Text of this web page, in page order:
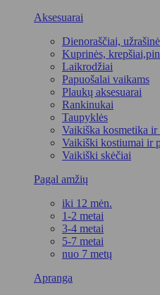
Aksesuarai
Dienoraščiai,
Kuprinės,
Laikrodžiai
Papuošalai vaikams
Plaukų aksesuarai
Rankinukai
Taupyklės
Vaikiška kosmetika ir
Vaikiški kostiumai ir
Vaikiški skėčiai
Pagal amžių
iki 12 mėn.
1-2 metai
3-4 metai
5-7 metai
nuo 7 metų
Apranga